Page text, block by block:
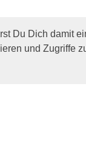
Du Dich damit
und Zugriffe